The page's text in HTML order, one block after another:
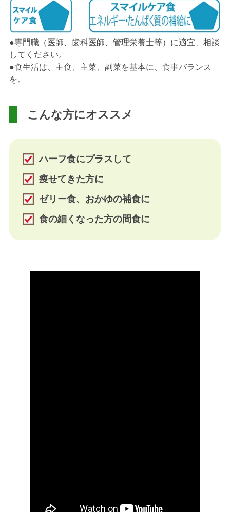
●専門職（医師、歯科医師、管理栄養士等）に適宜、相談
してください。
●食生活は、主食、主菜、副菜を基本に、食事バランス
を。
こんな方にオススメ
ハーフ食にプラスして
痩せてきた方に
ゼリー食、おかゆの補食に
食の細くなった方の間食に